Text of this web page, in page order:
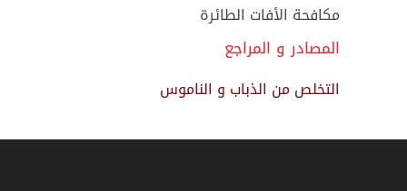
مكافحة الأفات الطائرة
المصادر و المراجع
التخلص من الذباب و الناموس